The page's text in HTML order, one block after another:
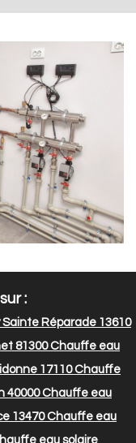
:
Réparade 13610
81300Chauffe eau
17110Chauffe
40000Chauffe eau
13470Chauffe eau
eau solaire